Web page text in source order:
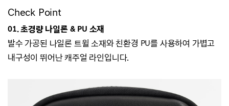
Check Point
01. 초경량 나일론 & PU 소재
발수 가공된 나일론 트윌 소재와 친환경 PU를 사용하여 가볍고
내구성이 뛰어난 캐주얼 라인입니다.